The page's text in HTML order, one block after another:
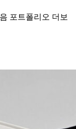
포트폴리오 더보